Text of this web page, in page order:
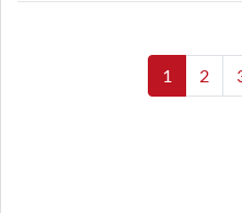
1 2